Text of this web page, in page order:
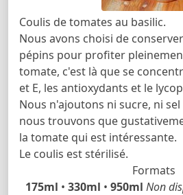
Coulis de tomates au basilic.
Nous avons choisi de
pépins pour profiter
tomate, c'est là que se
et E, les antioxydants et le
Nous n'ajoutons ni sucre, ni
nous trouvons que
la tomate qui est intéressante.
Le coulis est stérilisé.
Formats
175ml • 330ml • 950ml Non